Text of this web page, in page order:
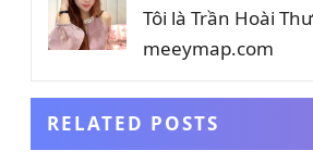
Tôi là Trần Hoài
meeymap.com
RELATED POSTS